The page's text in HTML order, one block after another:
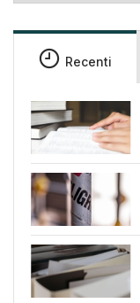
Recenti